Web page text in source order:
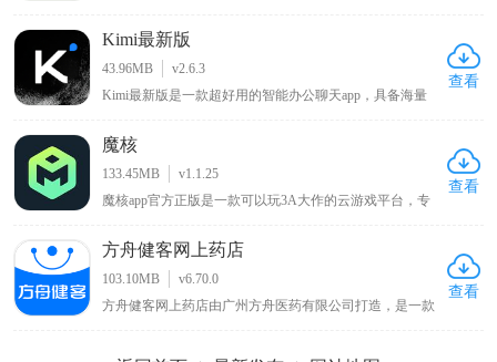
新游戏体验，软件提供前后左右和俯仰六个视角方便涂
色，确保无死角遗漏，绘制完成的皮肤可直接保存至手机
相册，便于随时使用 。
Kimi最新版
43.96MB
v2.6.3
Kimi最新版是一款超好用的智能办公聊天app，具备海量
版支持资料整理、文件归档、发票报销等辅助功能，能节
省繁琐重复操作、提升工作效率，为用户带来便捷高效的
智能办公与学习体验
查看
魔核
133.45MB
v1.1.25
魔核app官方正版是一款可以玩3A大作的云游戏平台，专
款3A级大作，而且无需下载安装，也无需担心储存空间或
硬件性能限制，点开就能秒进游戏，体验原汁原味的PC端
画质与操作手感。
查看
方舟健客网上药店
103.10MB
v6.70.0
方舟健客网上药店由广州方舟医药有限公司打造，是一款
能，可通过上传处方或选择药品进行购买并选配送方式，
查看